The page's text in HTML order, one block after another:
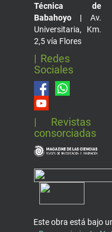
Técnica de
Babahoyo | Av.
Universitaria, Km.
2,5 vía Flores
| Redes
Sociales
| Revistas
consorciadas
Este obra está bajo